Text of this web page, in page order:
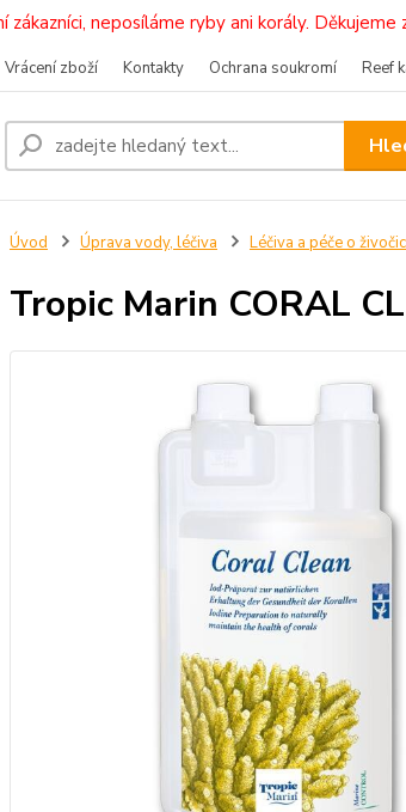
zákazníci, neposíláme ryby ani korály.
Vrácení zboží Kontakty Ochrana soukromí Reef
Úvod Úprava vody, léčiva Léčiva a péče o
Tropic Marin CORAL